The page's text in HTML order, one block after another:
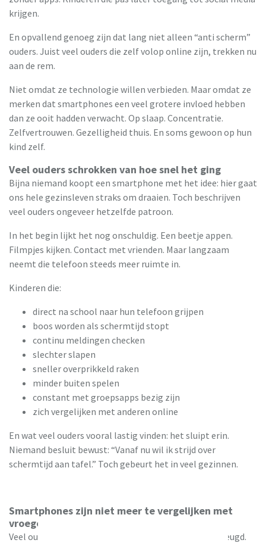
krijgen.
En opvallend genoeg zijn dat lang niet alleen “anti scherm”
ouders. Juist veel ouders die zelf volop online zijn, trekken nu
aan de rem.
Niet omdat ze technologie willen verbieden. Maar omdat ze
merken dat smartphones een veel grotere invloed hebben
dan ze ooit hadden verwacht. Op slaap. Concentratie.
Zelfvertrouwen. Gezelligheid thuis. En soms gewoon op hun
kind zelf.
Veel ouders schrokken van hoe snel het ging
Bijna niemand koopt een smartphone met het idee: hier gaat
ons hele gezinsleven straks om draaien. Toch beschrijven
veel ouders ongeveer hetzelfde patroon.
In het begin lijkt het nog onschuldig. Een beetje appen.
Filmpjes kijken. Contact met vrienden. Maar langzaam
neemt die telefoon steeds meer ruimte in.
Kinderen die:
direct na school naar hun telefoon grijpen
boos worden als schermtijd stopt
continu meldingen checken
slechter slapen
sneller overprikkeld raken
minder buiten spelen
constant met groepsapps bezig zijn
zich vergelijken met anderen online
En wat veel ouders vooral lastig vinden: het sluipt erin.
Niemand besluit bewust: “Vanaf nu wil ik strijd over
schermtijd aan tafel.” Toch gebeurt het in veel gezinnen.
Smartphones zijn niet meer te vergelijken met
vroeger
Veel ouders vergelijken het onbewust met hun eigen jeugd.